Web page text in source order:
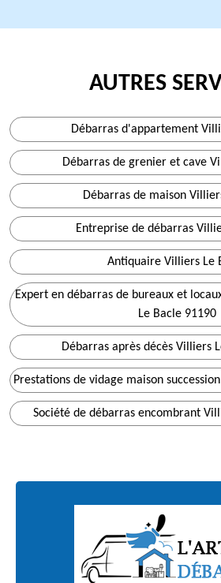
AUTRES
Débarras d'appartement
Débarras de grenier et cave
Débarras de maison
Entreprise de débarras
Antiquaire Villiers Le
Expert en débarras de bureaux et
Le Bacle 91190
Débarras après décès Villiers
Prestations de vidage maison
Société de débarras encombrant